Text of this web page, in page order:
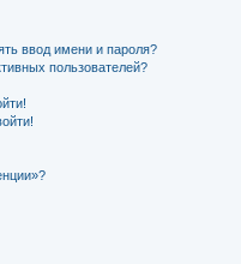
ввод имени и пароля?
пользователей?